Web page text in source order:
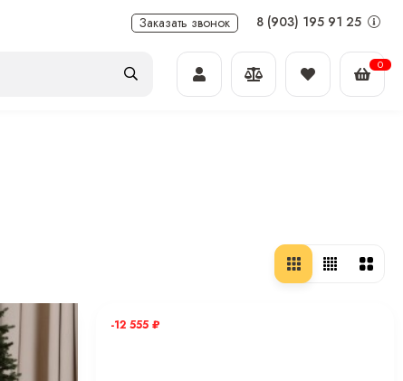
Заказать звонок 8 (903) 195 91 25
0
-12 555 ₽